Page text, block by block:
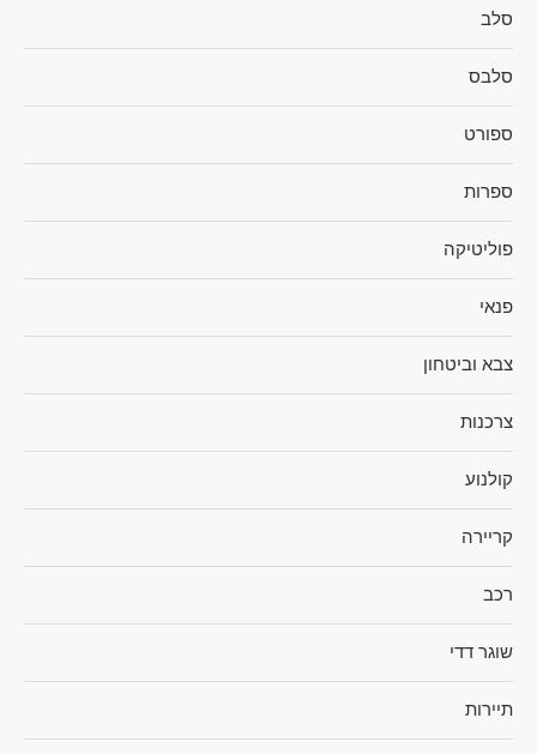
סלב
סלבס
ספורט
ספרות
פוליטיקה
פנאי
צבא וביטחון
צרכנות
קולנוע
קריירה
רכב
שוגר דדי
תיירות